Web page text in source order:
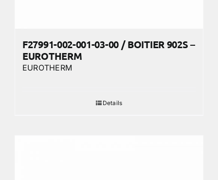
F27991-002-001-03-00 / BOITIER 902S –
EUROTHERM
EUROTHERM
Details